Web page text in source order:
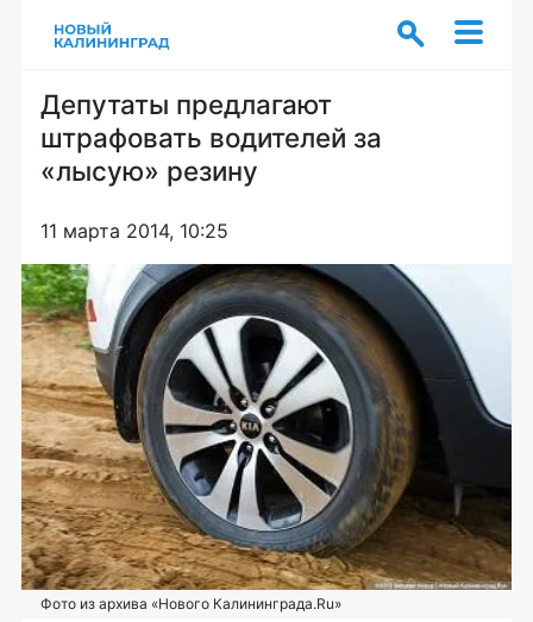
Депутаты предлагают
штрафовать водителей за
«лысую» резину
11 марта 2014, 10:25
Фото из архива «Нового Калининграда.Ru»